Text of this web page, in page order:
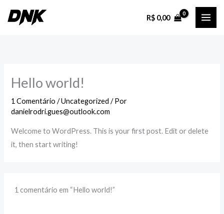
para
R$0,00
Hello world!
1 Comentário /Uncategorized / Por
danielrodri.gues@outlook.com
Welcome to WordPress. This is your first post. Edit or delete
it, then start writing!
1 comentário em “Hello world!”